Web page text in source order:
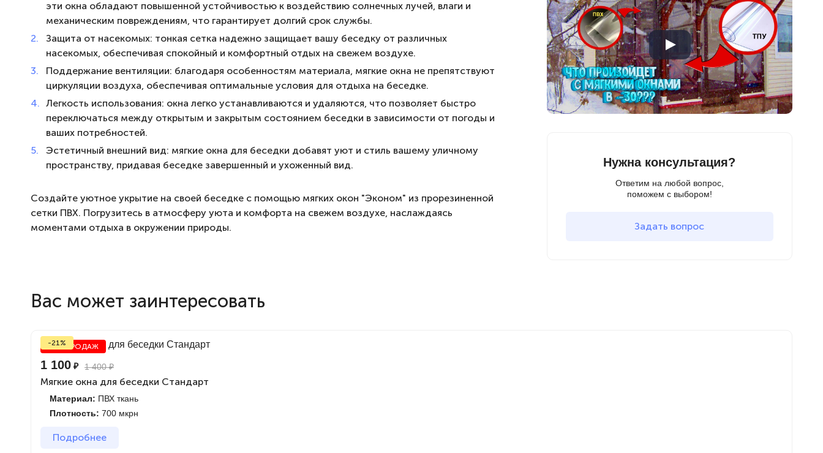
эти окна обладают повышенной устойчивостью к воздействию солнечных лучей, влаги и
механическим повреждениям, что гарантирует долгий срок службы.
Защита от насекомых: тонкая сетка надежно защищает вашу беседку от различных
насекомых, обеспечивая спокойный и комфортный отдых на свежем воздухе.
Поддержание вентиляции: благодаря особенностям материала, мягкие окна не препятствуют
циркуляции воздуха, обеспечивая оптимальные условия для отдыха на беседке.
Легкость использования: окна легко устанавливаются и удаляются, что позволяет быстро
переключаться между открытым и закрытым состоянием беседки в зависимости от погоды и
ваших потребностей.
Эстетичный внешний вид: мягкие окна для беседки добавят уют и стиль вашему уличному
пространству, придавая беседке завершенный и ухоженный вид.
Создайте уютное укрытие на своей беседке с помощью мягких окон "Эконом" из прорезиненной
сетки ПВХ. Погрузитесь в атмосферу уюта и комфорта на свежем воздухе, наслаждаясь
моментами отдыха в окружении природы.
Нужна консультация?
Ответим на любой вопрос,
поможем с выбором!
Задать вопрос
Вас может заинтересовать
ХИТ ПРОДАЖ
-21%
1 100 ₽ 1 400₽
Мягкие окна для беседки Стандарт
Материал: ПВХ ткань
Плотность: 700 мкрн
Подробнее